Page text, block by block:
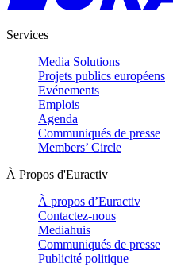
Services
Media Solutions
Projets publics européens
Evénements
Emplois
Agenda
Communiqués de presse
Members’ Circle
À Propos d'Euractiv
À propos d’Euractiv
Contactez-nous
Mediahuis
Communiqués de presse
Publicité politique